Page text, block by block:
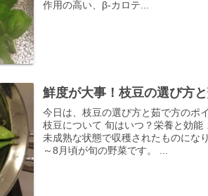
作用の高い、β-カロテ...
鮮度が大事！枝豆の選び方
今日は、枝豆の選び方と茹で方のポ
枝豆について 旬はいつ？栄養と効
未成熟な状態で収穫されたものにな
～8月頃が旬の野菜です。 ...